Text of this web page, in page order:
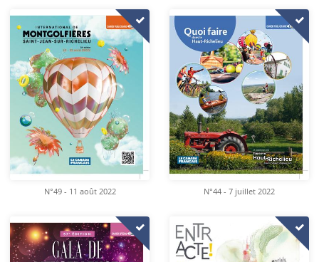
N°49 - 11 août 2022 N°44 - 7 juillet 2022